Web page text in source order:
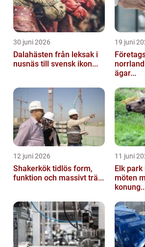
30 juni 2026
Dalahästen från leksak i
nusnäs till svensk ikon...
19 juni
norrland så skapas trygga
ägar...
12 juni 2026
Shakerkök tidlös form,
funktion och massivt trä...
11 juni
Elk park i
möten